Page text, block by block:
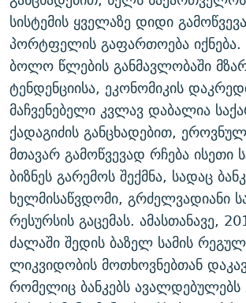
ᲛᲝᲚᲐᲞᲐᲠᲐᲙᲔ ᲢᲔᲥᲡᲢᲔᲑᲘ
ᲨᲘᲜ - ᲣᲪᲮᲝᲔᲗᲨᲘ
ᲚᲘᲢᲔᲠᲐᲢᲣᲠᲣᲚᲘ ᲬᲐᲮᲜᲐᲒᲔᲑᲘ
ᲐᲛᲔᲠᲘᲙᲣᲚᲘ ᲛᲝᲗᲮᲠᲝᲑᲐ
ᲘᲛᲞᲔᲠᲘᲐ ᲓᲐ ᲠᲐᲓᲘᲝ
ᲩᲔᲛᲘ ᲡᲘᲙᲕᲓᲘᲚᲘᲡ ᲛᲘᲖᲔᲖᲘᲐ COVID-19
11 ᲬᲔᲚᲘ - 11 ᲐᲛᲑᲐᲕᲘ
ᲡᲐᲞᲐᲠᲚᲐᲛᲔᲜᲢᲝ ᲐᲠᲩᲔᲕᲜᲔᲑᲘᲡ ᲘᲡᲢᲝᲠᲘᲐ
ᲑᲐᲕᲨᲕᲔᲑᲘ ᲞᲠᲝᲡᲢᲘᲢᲣᲪᲘᲐᲨᲘ - ᲐᲛᲝᲣᲗᲥᲛᲔᲚᲘ
5 ᲐᲛᲑᲐᲕᲘ - 20 ᲘᲕᲜᲘᲡᲡ ᲓᲐᲨᲐᲕᲔᲑᲣᲚᲔᲑᲘ
ᲐᲒᲕᲘᲡᲢᲝᲡ ᲝᲛᲘ
ПРИВЕТ ᲙᲣᲚᲢᲣᲠᲐ
ᲒᲐᲛᲝᲘᲬᲔᲠᲔ
რთე/რთ-ის ყველა საიტი
სისტემის ყველაზე დიდი
პორტფელის გაფართოება იქნება.
ბოლო წლების განმავლობაში
ტენდენციისა, ეკონომიკის
მაჩვენებელი კვლავ დაბალია
ქადაგიძის განცხადებით,
მთავარ გამოწვევად რჩება ისეთი
ბიზნეს გარემოს შექმნა, სადაც
ხელმისაწვდომი, გრძელვადიანი
რესურსის გაცემას. ამასთანავე,
ძალაში შედის ბაზელ სამის
ლიკვიდობის მოთხოვნებთან
რომელიც ბანკებს ავალდებულებს